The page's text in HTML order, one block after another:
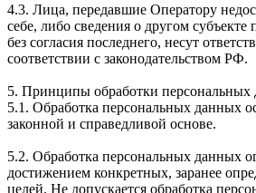
4.3. Лица, передавшие Оператору
себе, либо сведения о другом
без согласия последнего, несут
соответствии с законодательством РФ.
5. Принципы обработки персональных
5.1. Обработка персональных данных
законной и справедливой основе.
5.2. Обработка персональных данных
достижением конкретных, заранее
целей. Не допускается обработка